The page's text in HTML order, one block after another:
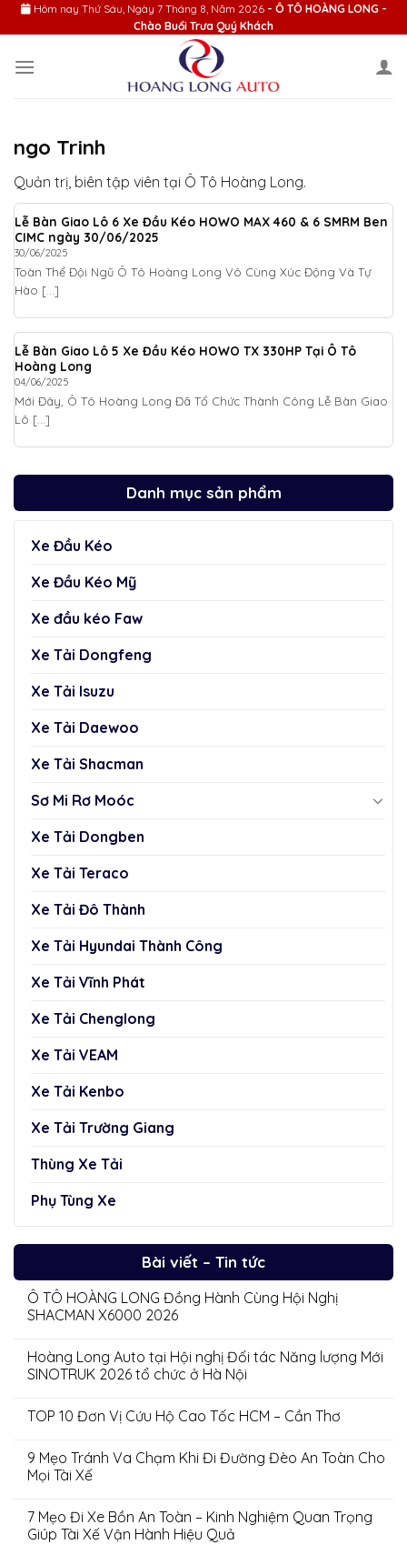
Skip
to
Hôm nay Thứ Sáu, Ngày 7 Tháng 8, Năm 2026 - Ô TÔ HOÀNG LONG -
Chào Buổi Trưa Quý Khách
Danh mục sản phẩm
Xe Đầu Kéo
Xe Đầu Kéo Mỹ
Xe đầu kéo Faw
Xe Tải Dongfeng
Xe Tải Isuzu
Xe Tải Daewoo
Xe Tải Shacman
Sơ Mi Rơ Moóc
Xe Tải Dongben
Xe Tải Teraco
Xe Tải Đô Thành
Xe Tải Hyundai Thành Công
Xe Tải Vĩnh Phát
Xe Tải Chenglong
Xe Tải VEAM
Xe Tải Kenbo
Xe Tải Trường Giang
Thùng Xe Tải
Phụ Tùng Xe
Bài viết – Tin tức
Ô TÔ HOÀNG LONG Đồng Hành Cùng Hội Nghị
SHACMAN X6000 2026
Hoàng Long Auto tại Hội nghị Đối tác Năng lượng Mới
SINOTRUK 2026 tổ chức ở Hà Nội
TOP 10 Đơn Vị Cứu Hộ Cao Tốc HCM – Cần Thơ
9 Mẹo Tránh Va Chạm Khi Đi Đường Đèo An Toàn Cho
Mọi Tài Xế
7 Mẹo Đi Xe Bồn An Toàn – Kinh Nghiệm Quan Trọng
Giúp Tài Xế Vận Hành Hiệu Quả
ngo Trinh
Quản trị, biên tập viên tại Ô Tô Hoàng Long.
Lễ Bàn Giao Lô 6 Xe Đầu Kéo HOWO MAX 460 & 6 SMRM Ben
CIMC ngày 30/06/2025
30/06/2025
Toàn Thể Đội Ngũ Ô Tô Hoàng Long Vô Cùng Xúc Động Và Tự
Hào [...]
Lễ Bàn Giao Lô 5 Xe Đầu Kéo HOWO TX 330HP Tại Ô Tô
Hoàng Long
04/06/2025
Mới Đây, Ô Tô Hoàng Long Đã Tổ Chức Thành Công Lễ Bàn Giao
Lô [...]